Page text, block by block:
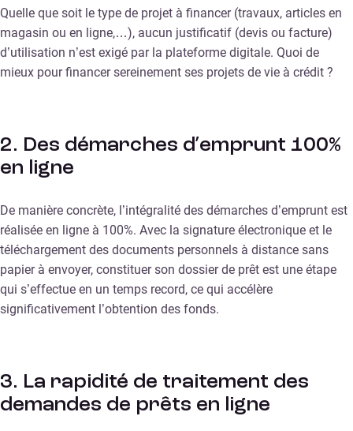
Quelle que soit le type de projet à financer (travaux, articles en
magasin ou en ligne,…), aucun justificatif (devis ou facture)
d’utilisation n’est exigé par la plateforme digitale. Quoi de
mieux pour financer sereinement ses projets de vie à crédit ?
2. Des démarches d’emprunt 100%
en ligne
De manière concrète, l’intégralité des démarches d’emprunt est
réalisée en ligne à 100%. Avec la signature électronique et le
téléchargement des documents personnels à distance sans
papier à envoyer, constituer son dossier de prêt est une étape
qui s’effectue en un temps record, ce qui accélère
significativement l’obtention des fonds.
3. La rapidité de traitement des
demandes de prêts en ligne